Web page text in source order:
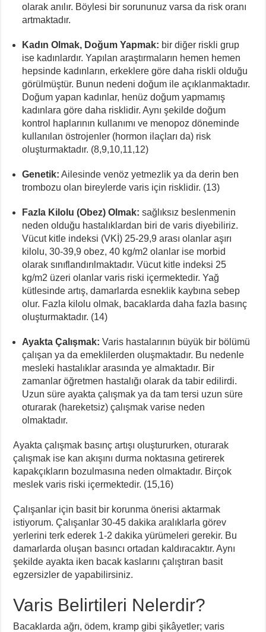
olarak anılır. Böylesi bir sorununuz varsa da risk oranı
artmaktadır.
Kadın Olmak, Doğum Yapmak: bir diğer riskli grup
ise kadınlardır. Yapılan araştırmaların hemen hemen
hepsinde kadınların, erkeklere göre daha riskli olduğu
görülmüştür. Bunun nedeni doğum ile açıklanmaktadır.
Doğum yapan kadınlar, henüz doğum yapmamış
kadınlara göre daha risklidir. Aynı şekilde doğum
kontrol haplarının kullanımı ve menopoz döneminde
kullanılan östrojenler (hormon ilaçları da) risk
oluşturmaktadır. (8,9,10,11,12)
Genetik: Ailesinde venöz yetmezlik ya da derin ben
trombozu olan bireylerde varis için risklidir. (13)
Fazla Kilolu (Obez) Olmak: sağlıksız beslenmenin
neden olduğu hastalıklardan biri de varis diyebiliriz.
Vücut kitle indeksi (VKİ) 25-29,9 arası olanlar aşırı
kilolu, 30-39,9 obez, 40 kg/m2 olanlar ise morbid
olarak sınıflandırılmaktadır. Vücut kitle indeksi 25
kg/m2 üzeri olanlar varis riski içermektedir. Yağ
kütlesinde artış, damarlarda esneklik kaybına sebep
olur. Fazla kilolu olmak, bacaklarda daha fazla basınç
oluşturmaktadır. (14)
Ayakta Çalışmak: Varis hastalarının büyük bir bölümü
çalışan ya da emeklilerden oluşmaktadır. Bu nedenle
mesleki hastalıklar arasında ye almaktadır. Bir
zamanlar öğretmen hastalığı olarak da tabir edilirdi.
Uzun süre ayakta çalışmak ya da tam tersi uzun süre
oturarak (hareketsiz) çalışmak varise neden
olmaktadır.
Ayakta çalışmak basınç artışı oluştururken, oturarak
çalışmak ise kan akışını durma noktasına getirerek
kapakçıkların bozulmasına neden olmaktadır. Birçok
meslek varis riski içermektedir. (15,16)
Çalışanlar için basit bir korunma önerisi aktarmak
istiyorum. Çalışanlar 30-45 dakika aralıklarla görev
yerlerini terk ederek 1-2 dakika yürümeleri gerekir. Bu
damarlarda oluşan basıncı ortadan kaldıracaktır. Aynı
şekilde ayakta iken bacak kaslarını çalıştıran basit
egzersizler de yapabilirsiniz.
Varis Belirtileri Nelerdir?
Bacaklarda ağrı, ödem, kramp gibi şikâyetler; varis